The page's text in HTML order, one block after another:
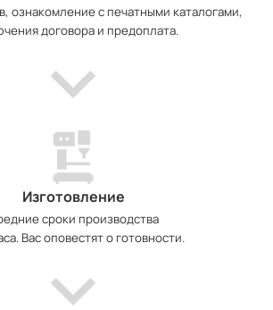
ознакомление с печатными каталогами,
договора и предоплата.
Изготовление
сроки производства
Вас оповестят о готовности.